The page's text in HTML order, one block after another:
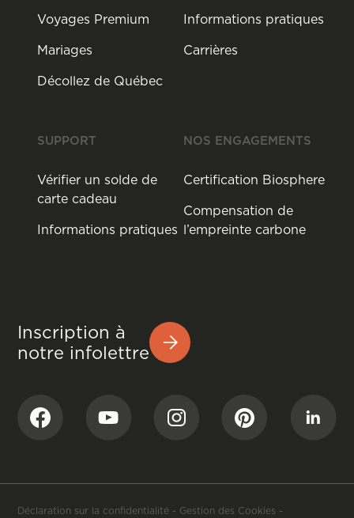
Voyages Premium
Mariages
Décollez de Québec
Informations pratiques
Carrières
SUPPORT
Vérifier un solde de
carte cadeau
Informations pratiques
NOS ENGAGEMENTS
Certification Biosphere
Compensation de
l’empreinte carbone
Inscription à
notre infolettre
Déclaration sur la confidentialité - Gestion des Cookies -